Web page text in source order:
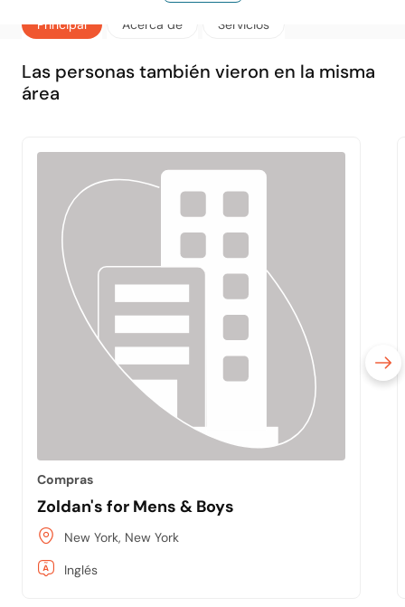
Principal Acerca de Servicios
Las personas también vieron en la misma
área
Compras
Zoldan's for Mens & Boys
New York, New York
Inglés